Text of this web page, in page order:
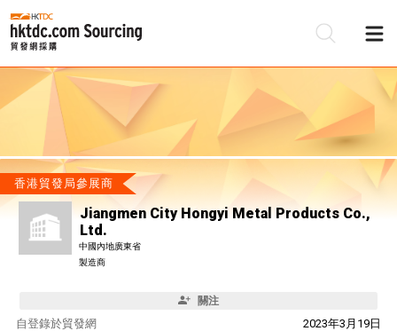
香港貿發局參展商
Jiangmen City Hongyi Metal Products Co.,
Ltd.
中國內地廣東省
製造商
關注
自 2023年3月19日
登錄於貿發網